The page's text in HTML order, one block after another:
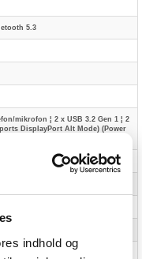
indhold og
5.3
mikrofon ¦ 2 x USB 3.2 Gen 1 ¦ 2
DisplayPort Alt Mode) (Power